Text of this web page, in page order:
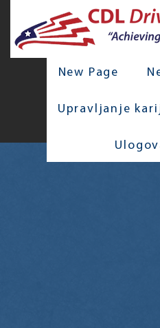
New Page
Upravljanje